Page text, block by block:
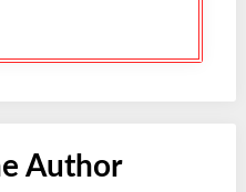
Author